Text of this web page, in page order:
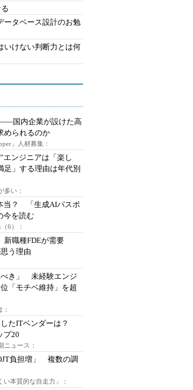
ータベース設計のお勉
いけない判断力とは何
国内企業が設けた高
られるのか
」人材募集：
エンジニアは「楽し
」する理由は年代別
多い：
当？ 「生成AIパスポ
今を読む
6）：
新職種FDEが需要
う理由
べき」 未経験エンジ
「モチベ維持」を超
たITベンダーは？
プ20
ニュース：
負担増」 複数の調
本質的な自走力」：